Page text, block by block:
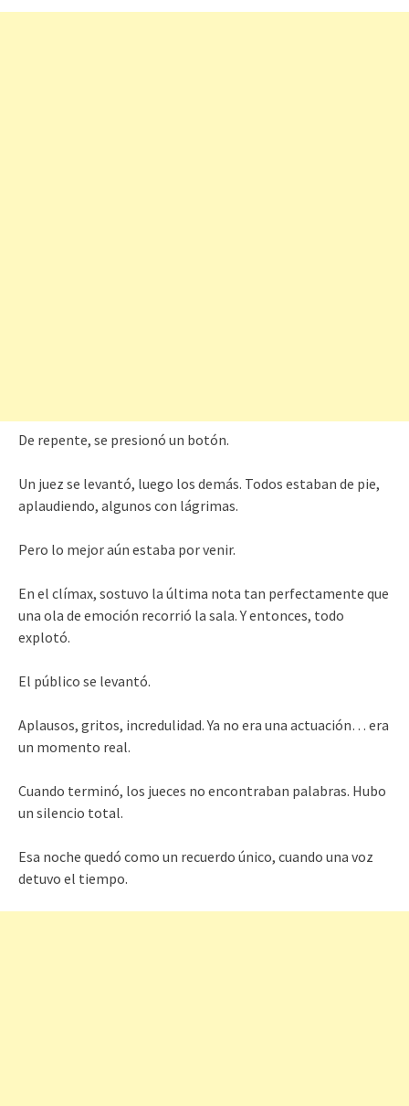
De repente, se presionó un botón.
Un juez se levantó, luego los demás. Todos estaban de pie,
aplaudiendo, algunos con lágrimas.
Pero lo mejor aún estaba por venir.
En el clímax, sostuvo la última nota tan perfectamente que
una ola de emoción recorrió la sala. Y entonces, todo
explotó.
El público se levantó.
Aplausos, gritos, incredulidad. Ya no era una actuación… era
un momento real.
Cuando terminó, los jueces no encontraban palabras. Hubo
un silencio total.
Esa noche quedó como un recuerdo único, cuando una voz
detuvo el tiempo.